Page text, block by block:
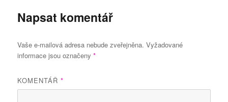
Napsat komentář
Vaše e-mailová adresa nebude zveřejněna. Vyžadované
informace jsou označeny*
KOMENTÁŘ*